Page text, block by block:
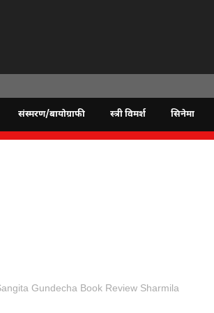
संस्मरण/बायोग्राफी स्त्री विमर्श सिनेमा
Sangita Gundecha Book Review Sharmila